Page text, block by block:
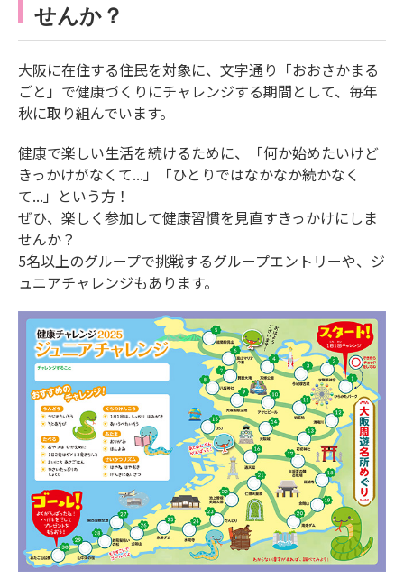
せんか？
大阪に在住する住民を対象に、文字通り「おおさかまる
ごと」で健康づくりにチャレンジする期間として、毎年
秋に取り組んでいます。
健康で楽しい生活を続けるために、「何か始めたいけど
きっかけがなくて...」「ひとりではなかなか続かなく
て...」という方！
ぜひ、楽しく参加して健康習慣を見直すきっかけにしま
せんか？
5名以上のグループで挑戦するグループエントリーや、ジ
ュニアチャレンジもあります。